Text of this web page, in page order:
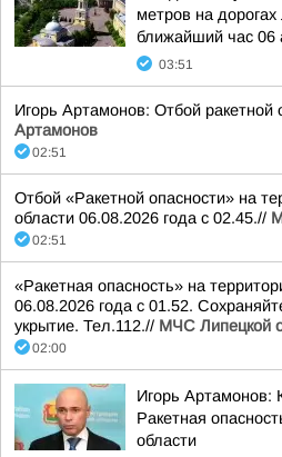
метров на
ближайший час 06
03:51
Игорь Артамонов: Отбой ракетной
Артамонов
02:51
Отбой «Ракетной опасности» на
области 06.08.2026 года с 02.45.//
02:51
«Ракетная опасность» на
06.08.2026 года с 01.52.
укрытие. Тел.112.// МЧС Липецкой
02:00
Игорь Артамонов:
Ракетная
области